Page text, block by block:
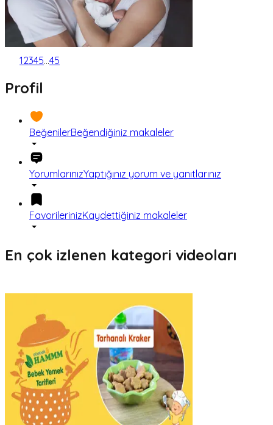
12345...45
Profil
BeğenilerBeğendiğiniz makaleler
YorumlarınızYaptığınız yorum ve yanıtlarınız
FavorilerinizKaydettiğiniz makaleler
En çok izlenen kategori videoları